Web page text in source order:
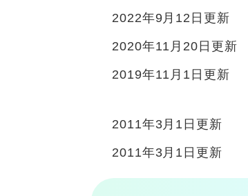
2022年9月12日更新
2020年11月20日更新
2019年11月1日更新
2011年3月1日更新
2011年3月1日更新